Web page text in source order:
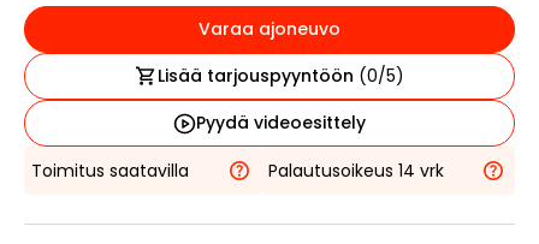
Varaa ajoneuvo
Lisää tarjouspyyntöön (0/5)
Pyydä videoesittely
Toimitus saatavilla
Palautusoikeus 14 vrk